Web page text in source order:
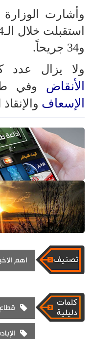
وأشارت
و34 جريحاً.
ولا يزال عدد
الأنقاض وفي
الإسعاف
اهم